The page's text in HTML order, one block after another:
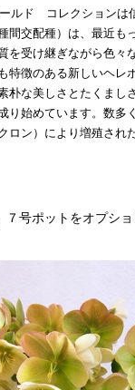
ルド コレクションは
間交配種）は、最近も
を受け継ぎながら色々
特徴のある新しいヘレ
朴な美しさとたくまし
り始めています。数多
ロン）により増殖され
７号ポットをオプシ